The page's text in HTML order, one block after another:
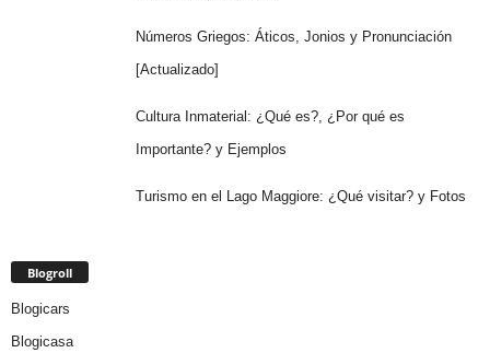
Números Griegos: Áticos, Jonios y Pronunciación
[Actualizado]
Cultura Inmaterial: ¿Qué es?, ¿Por qué es
Importante? y Ejemplos
Turismo en el Lago Maggiore: ¿Qué visitar? y Fotos
Blogroll
Blogicars
Blogicasa